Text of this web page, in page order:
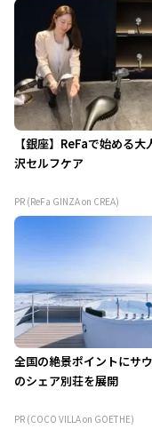
【銀座】ReFaで始める大
沢セルフケア
PR (ReFa GINZA on CREA)
全国の絶景ポイントにサ
のシェア別荘を展開
PR (COCO VILLA on GOETHE)